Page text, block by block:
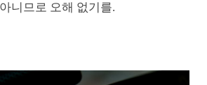
니므로 오해 없기를.